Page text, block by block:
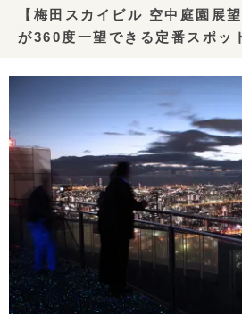
【梅田スカイビル 空中庭園展
が360度一望できる定番スポッ